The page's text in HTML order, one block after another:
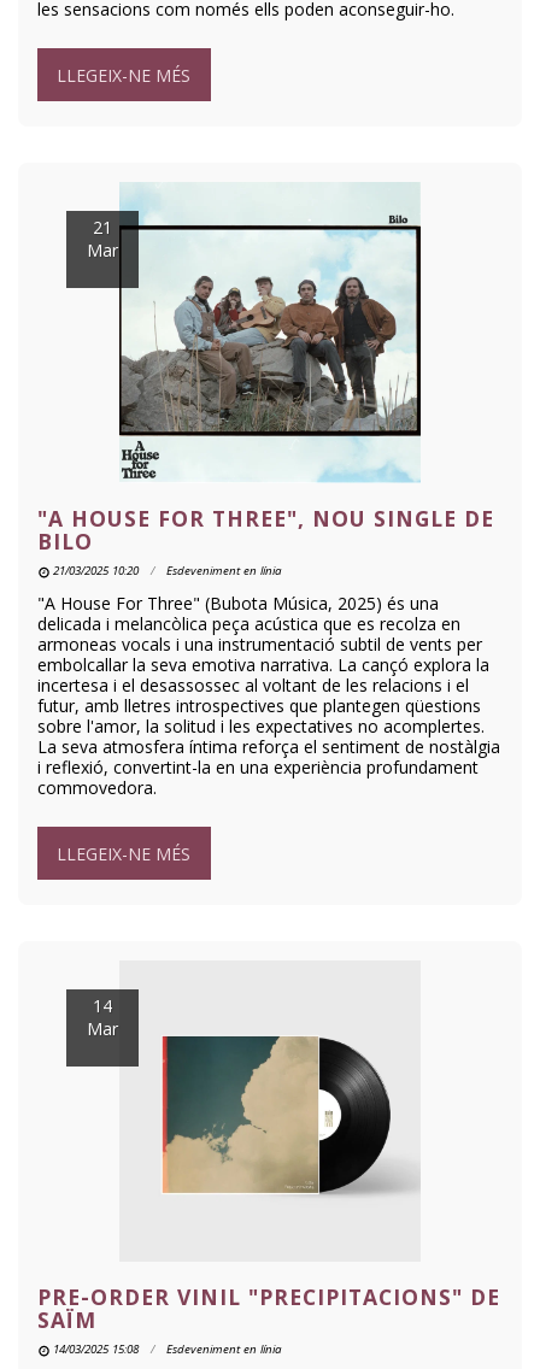
les sensacions com només ells poden aconseguir-ho.
LLEGEIX-NE MÉS
21
Mar
"A HOUSE FOR THREE", NOU SINGLE DE
BILO
21/03/2025 10:20 Esdeveniment en línia
"A House For Three" (Bubota Música, 2025) és una
delicada i melancòlica peça acústica que es recolza en
armoneas vocals i una instrumentació subtil de vents per
embolcallar la seva emotiva narrativa. La cançó explora la
incertesa i el desassossec al voltant de les relacions i el
futur, amb lletres introspectives que plantegen qüestions
sobre l'amor, la solitud i les expectatives no acomplertes.
La seva atmosfera íntima reforça el sentiment de nostàlgia
i reflexió, convertint-la en una experiència profundament
commovedora.
LLEGEIX-NE MÉS
14
Mar
PRE-ORDER VINIL "PRECIPITACIONS" DE
SAÏM
14/03/2025 15:08 Esdeveniment en línia